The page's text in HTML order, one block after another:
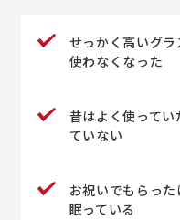
せっかく高いグ
使わなくなった
昔はよく使って
ていない
お祝いでもらっ
眠っている